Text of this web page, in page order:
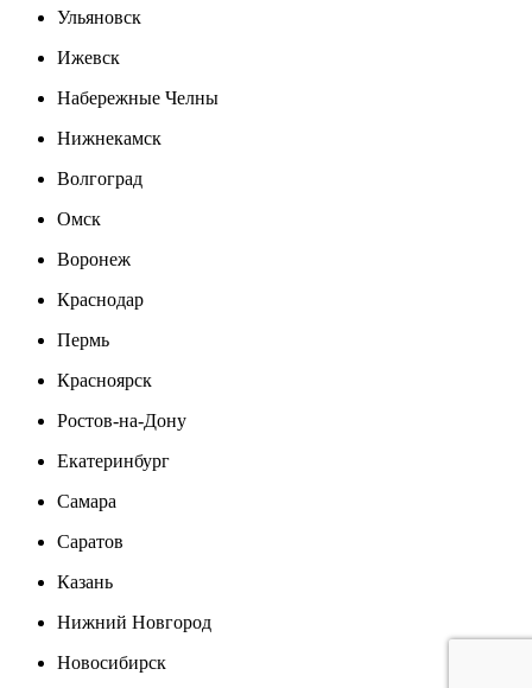
Ульяновск
Ижевск
Набережные Челны
Нижнекамск
Волгоград
Омск
Воронеж
Краснодар
Пермь
Красноярск
Ростов-на-Дону
Екатеринбург
Самара
Саратов
Казань
Нижний Новгород
Новосибирск